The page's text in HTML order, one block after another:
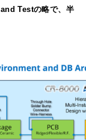
Testの略で、半